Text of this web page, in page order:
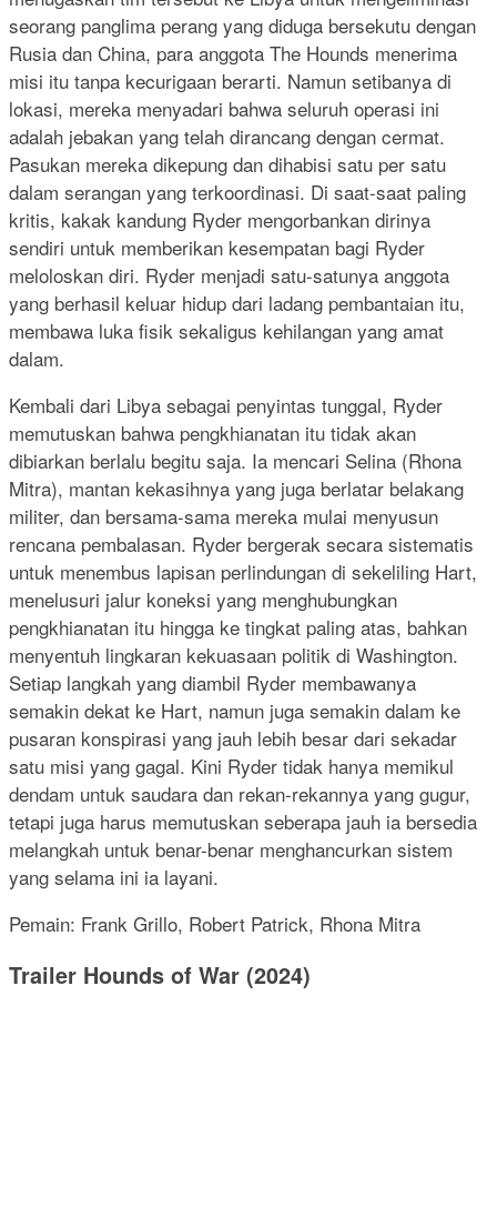
seorang panglima perang yang diduga bersekutu dengan
Rusia dan China, para anggota The Hounds menerima
misi itu tanpa kecurigaan berarti. Namun setibanya di
lokasi, mereka menyadari bahwa seluruh operasi ini
adalah jebakan yang telah dirancang dengan cermat.
Pasukan mereka dikepung dan dihabisi satu per satu
dalam serangan yang terkoordinasi. Di saat-saat paling
kritis, kakak kandung Ryder mengorbankan dirinya
sendiri untuk memberikan kesempatan bagi Ryder
meloloskan diri. Ryder menjadi satu-satunya anggota
yang berhasil keluar hidup dari ladang pembantaian itu,
membawa luka fisik sekaligus kehilangan yang amat
dalam.
Kembali dari Libya sebagai penyintas tunggal, Ryder
memutuskan bahwa pengkhianatan itu tidak akan
dibiarkan berlalu begitu saja. Ia mencari Selina (Rhona
Mitra), mantan kekasihnya yang juga berlatar belakang
militer, dan bersama-sama mereka mulai menyusun
rencana pembalasan. Ryder bergerak secara sistematis
untuk menembus lapisan perlindungan di sekeliling Hart,
menelusuri jalur koneksi yang menghubungkan
pengkhianatan itu hingga ke tingkat paling atas, bahkan
menyentuh lingkaran kekuasaan politik di Washington.
Setiap langkah yang diambil Ryder membawanya
semakin dekat ke Hart, namun juga semakin dalam ke
pusaran konspirasi yang jauh lebih besar dari sekadar
satu misi yang gagal. Kini Ryder tidak hanya memikul
dendam untuk saudara dan rekan-rekannya yang gugur,
tetapi juga harus memutuskan seberapa jauh ia bersedia
melangkah untuk benar-benar menghancurkan sistem
yang selama ini ia layani.
Pemain: Frank Grillo, Robert Patrick, Rhona Mitra
Trailer Hounds of War (2024)